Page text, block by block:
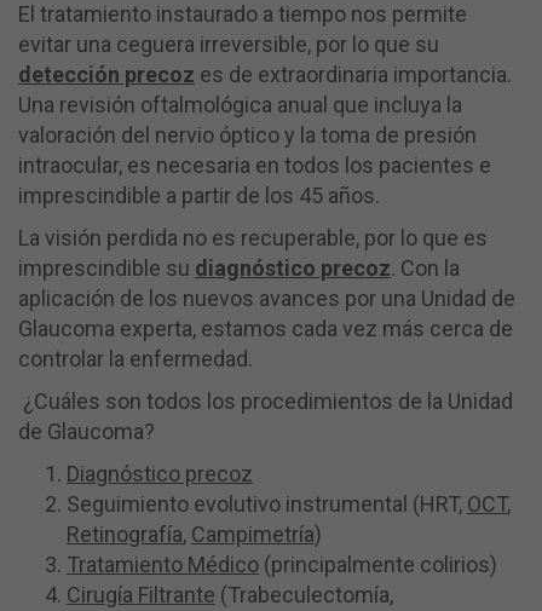
El tratamiento instaurado a tiempo nos permite
evitar una ceguera irreversible, por lo que su
detección precoz es de extraordinaria importancia.
Una revisión oftalmológica anual que incluya la
valoración del nervio óptico y la toma de presión
intraocular, es necesaria en todos los pacientes e
imprescindible a partir de los 45 años.
La visión perdida no es recuperable, por lo que es
imprescindible su diagnóstico precoz. Con la
aplicación de los nuevos avances por una Unidad de
Glaucoma experta, estamos cada vez más cerca de
controlar la enfermedad.
¿Cuáles son todos los procedimientos de la Unidad
de Glaucoma?
Diagnóstico precoz
Seguimiento evolutivo instrumental (HRT, OCT,
Retinografía, Campimetría)
Tratamiento Médico (principalmente colirios)
Cirugía Filtrante (Trabeculectomía,